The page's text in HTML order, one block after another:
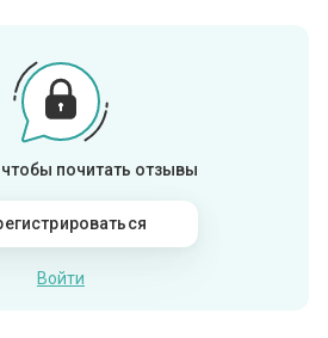
почитать отзывы
Войти